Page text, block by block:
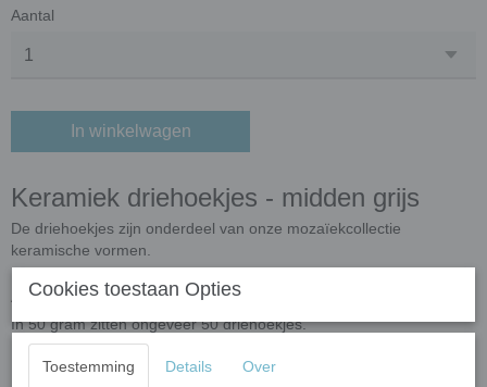
Aantal
In winkelwagen
Keramiek driehoekjes - midden grijs
De driehoekjes zijn onderdeel van onze mozaïekcollectie
keramische vormen.
Afmetingen en aantallen
In 50 gram zitten ongeveer 50 driehoekjes.
De driehoekjes hebben afmeting 15 x 15 x 15 mm.
De dikte van de driehoekjes zijn 5 mm.
Cookies toestaan Opties
Toestemming Details Over